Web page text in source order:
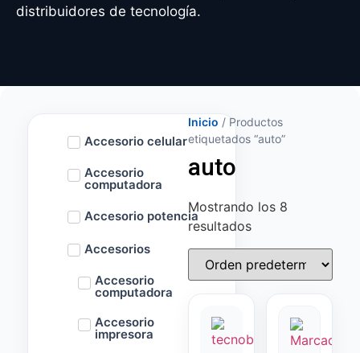
distribuidores de tecnología.
Accesorio celular
Accesorio
computadora
Accesorio potencia
Accesorios
Accesorio
computadora
Accesorio
impresora
Inicio / Productos
etiquetados “auto”
auto
Mostrando los 8
resultados